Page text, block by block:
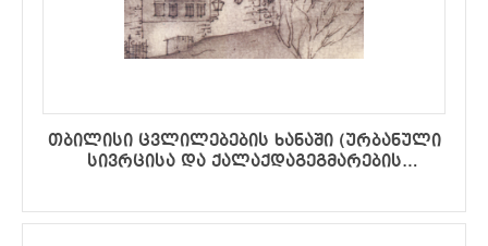
თბილისი ცვლილებების ხანაში (ურბანული
სივრცისა და ქალაქდაგეგმარების